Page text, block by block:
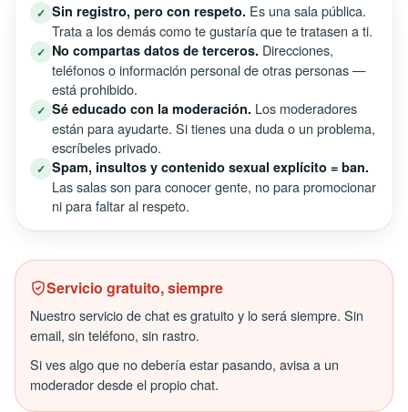
✓ Sin registro, pero con respeto. Es una sala pública.
Trata a los demás como te gustaría que te tratasen a ti.
✓ No compartas datos de terceros. Direcciones,
teléfonos o información personal de otras personas —
está prohibido.
✓ Sé educado con la moderación. Los moderadores
están para ayudarte. Si tienes una duda o un problema,
escríbeles privado.
✓ Spam, insultos y contenido sexual explícito = ban.
Las salas son para conocer gente, no para promocionar
ni para faltar al respeto.
Servicio gratuito, siempre
Nuestro servicio de chat es gratuito y lo será siempre. Sin
email, sin teléfono, sin rastro.
Si ves algo que no debería estar pasando, avisa a un
moderador desde el propio chat.